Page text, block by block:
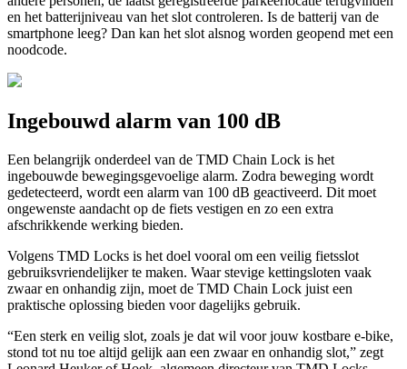
en het batterijniveau van het slot controleren. Is de batterij van de
smartphone leeg? Dan kan het slot alsnog worden geopend met een
noodcode.
Ingebouwd alarm van 100 dB
Een belangrijk onderdeel van de TMD Chain Lock is het
ingebouwde bewegingsgevoelige alarm. Zodra beweging wordt
gedetecteerd, wordt een alarm van 100 dB geactiveerd. Dit moet
ongewenste aandacht op de fiets vestigen en zo een extra
afschrikkende werking bieden.
Volgens TMD Locks is het doel vooral om een veilig fietsslot
gebruiksvriendelijker te maken. Waar stevige kettingsloten vaak
zwaar en onhandig zijn, moet de TMD Chain Lock juist een
praktische oplossing bieden voor dagelijks gebruik.
“Een sterk en veilig slot, zoals je dat wil voor jouw kostbare e-bike,
stond tot nu toe altijd gelijk aan een zwaar en onhandig slot,” zegt